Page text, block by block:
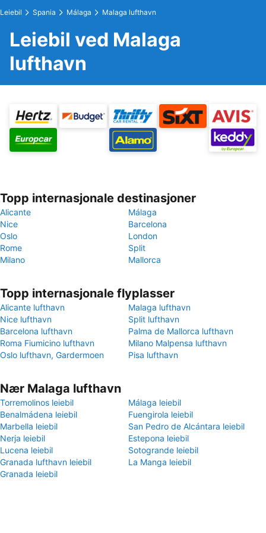
Leiebil Spania Málaga Malaga lufthavn
Leiebil ved Malaga
lufthavn
Topp internasjonale destinasjoner
Alicante
Málaga
Nice
Barcelona
Oslo
London
Rome
Split
Milano
Mallorca
Topp internasjonale flyplasser
Alicante lufthavn
Malaga lufthavn
Nice lufthavn
Split lufthavn
Barcelona lufthavn
Palma de Mallorca lufthavn
Roma Fiumicino lufthavn
Milano Malpensa lufthavn
Oslo lufthavn, Gardermoen
Pisa lufthavn
Nær Malaga lufthavn
Torremolinos leiebil
Málaga leiebil
Benalmádena leiebil
Fuengirola leiebil
Marbella leiebil
San Pedro de Alcántara leiebil
Nerja leiebil
Estepona leiebil
Lucena leiebil
Sotogrande leiebil
Granada lufthavn leiebil
La Manga leiebil
Granada leiebil